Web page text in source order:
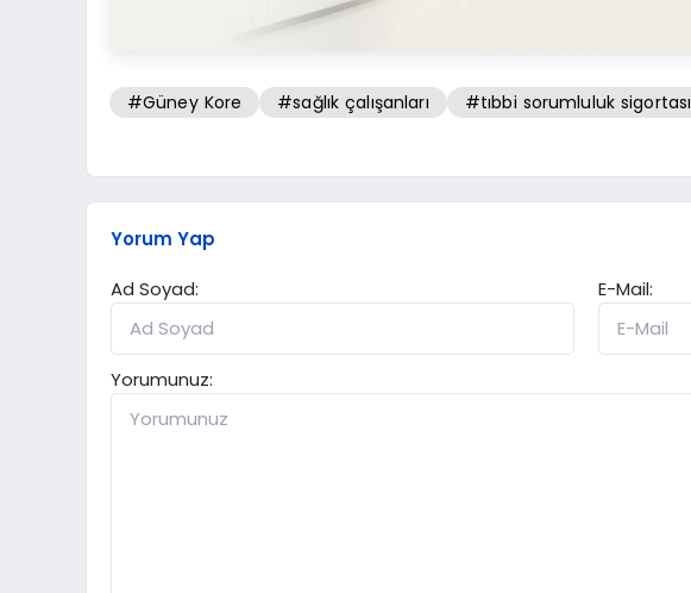
#Güney Kore #sağlık çalışanları #tıbbi sorumluluk sigortası
Yorum Yap
Ad Soyad:
E-Mail:
Yorumunuz: